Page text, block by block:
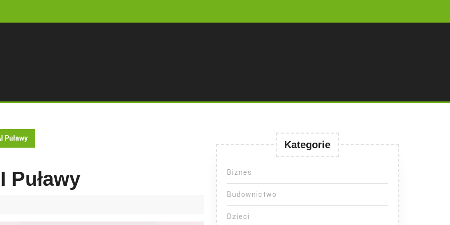
Puławy
Puławy
Kategorie
Biznes
Budownictwo
Dzieci